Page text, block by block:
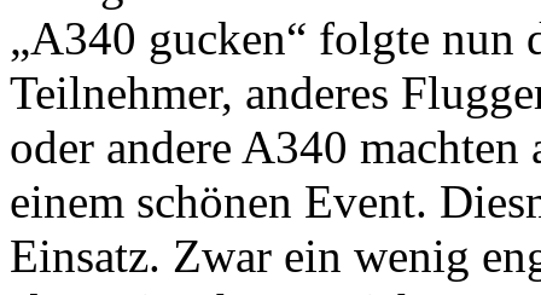
„A340 gucken“ folgte nun
Teilnehmer, anderes
oder andere A340
einem schönen Event.
Einsatz. Zwar ein wenig